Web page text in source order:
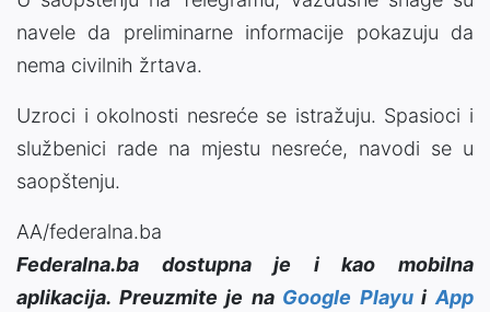
navele da preliminarne informacije pokazuju da
nema civilnih žrtava.
Uzroci i okolnosti nesreće se istražuju. Spasioci i
službenici rade na mjestu nesreće, navodi se u
saopštenju.
AA/federalna.ba
Federalna.ba dostupna je i kao mobilna
aplikacija. Preuzmite je na Google PlayuiApp